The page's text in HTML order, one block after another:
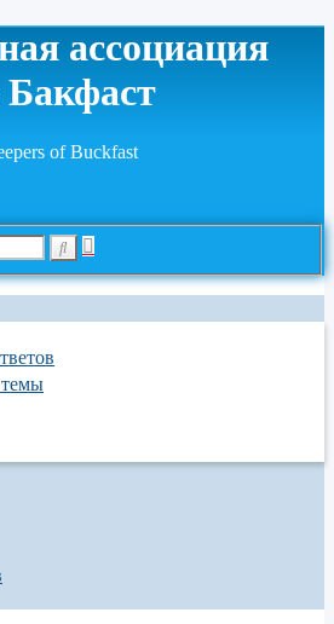
ассоциация
Бакфаст
of Buckfast
Расширенный